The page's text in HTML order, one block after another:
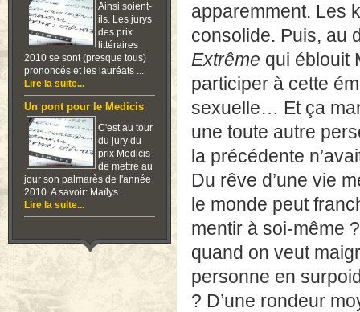
Ainsi soient-
ils. Les jurys
des prix
littéraires
2010 se sont (presque tous)
prononcés et les lauréats ...
Lire la suite...
Un pont pour le Medicis
C'est au tour
du jury du
prix Medicis
de mettre au
jour son palmarès de l'année
2010. A savoir: Maïlys ...
Lire la suite...
apparemment. Les
consolide. Puis, au
Extrême qui éblouit
participer à cette
sexuelle… Et ça
une toute autre
la précédente
Du rêve d’une vie
le monde peut
mentir à soi-même
quand on veut
personne en
? D’une rondeur